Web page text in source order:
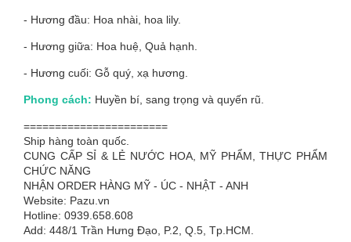
- Hương đầu: Hoa nhài, hoa lily.
- Hương giữa: Hoa huệ, Quả hạnh.
- Hương cuối: Gỗ quý, xạ hương.
Phong cách: Huyền bí, sang trọng và quyến rũ.
=======================
Ship hàng toàn quốc.
CUNG CẤP SỈ & LẺ NƯỚC HOA, MỸ PHẨM, THỰC PHẨM
CHỨC NĂNG
NHẬN ORDER HÀNG MỸ - ÚC - NHẬT - ANH
Website: Pazu.vn
Hotline: 0939.658.608
Add: 448/1 Trần Hưng Đạo, P.2, Q.5, Tp.HCM.